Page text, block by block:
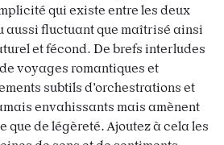
qui existe entre les deux
aussi fluctuant que maîtrisé ainsi
et fécond. De brefs interludes
voyages romantiques et
subtils d’orchestrations et
envahissants mais amènent
que de légèreté. Ajoutez à cela les